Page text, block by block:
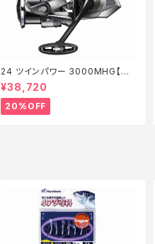
24 ツインパワー 3000MHG【特
価リール】【20】
¥38,720
20%OFF